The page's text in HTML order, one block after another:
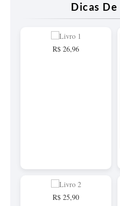
Dicas
R$ 26,96
R$ 25,90